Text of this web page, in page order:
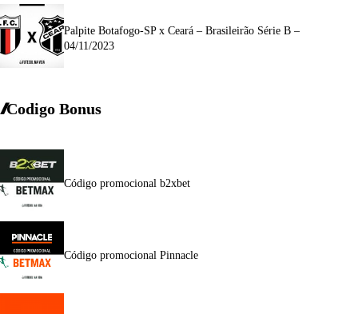
Palpite Botafogo-SP x Ceará – Brasileirão Série B –
04/11/2023
Codigo Bonus
Código promocional b2xbet
Código promocional Pinnacle